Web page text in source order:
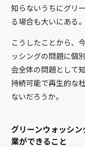
知らないうちにグリ
る場合も大いにある。
こうしたことから、
ッシングの問題に個
会全体の問題として
持続可能で再生的な
ないだろうか。
グリーンウォッシ
業ができること